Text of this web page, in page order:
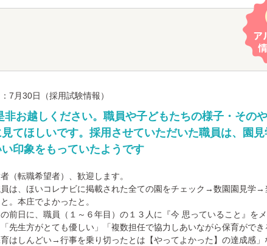
7月30日（採用試験情報）
非お越しください。職員や子どもたちの様子・その
てほしいです。採用させていただいた職員は、園見
い印象をもっていたようです
（転職希望者）、歓迎します。
員は、ほいコレナビに掲載された全ての園をチェック→数園園見学→
。本庄でよかったと。
前日に、職員（１～６年目）の１３人に『今 思っていること』を
先生方がとても優しい」「複数担任で協力しあいながら保育ができ
育はしんどい→行事を乗り切ったとは【やってよかった】の達成感」